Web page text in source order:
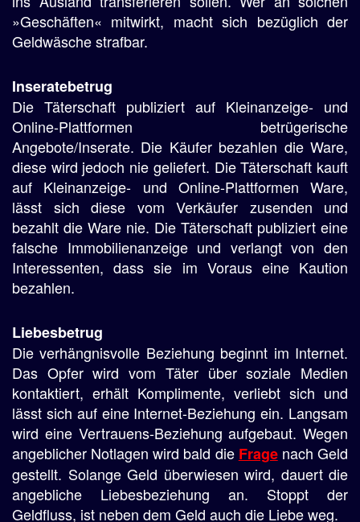
»Geschäften« mitwirkt, macht sich bezüglich der
Geldwäsche strafbar.
Inseratebetrug
Die Täterschaft publiziert auf Kleinanzeige- und
Online-Plattformen betrügerische
Angebote/Inserate. Die Käufer bezahlen die Ware,
diese wird jedoch nie geliefert. Die Täterschaft kauft
auf Kleinanzeige- und Online-Plattformen Ware,
lässt sich diese vom Verkäufer zusenden und
bezahlt die Ware nie. Die Täterschaft publiziert eine
falsche Immobilienanzeige und verlangt von den
Interessenten, dass sie im Voraus eine Kaution
bezahlen.
Liebesbetrug
Die verhängnisvolle Beziehung beginnt im Internet.
Das Opfer wird vom Täter über soziale Medien
kontaktiert, erhält Komplimente, verliebt sich und
lässt sich auf eine Internet-Beziehung ein. Langsam
wird eine Vertrauens-Beziehung aufgebaut. Wegen
angeblicher Notlagen wird bald die Fragenach Geld
gestellt. Solange Geld überwiesen wird, dauert die
angebliche Liebesbeziehung an. Stoppt der
Geldfluss, ist neben dem Geld auch die Liebe weg.